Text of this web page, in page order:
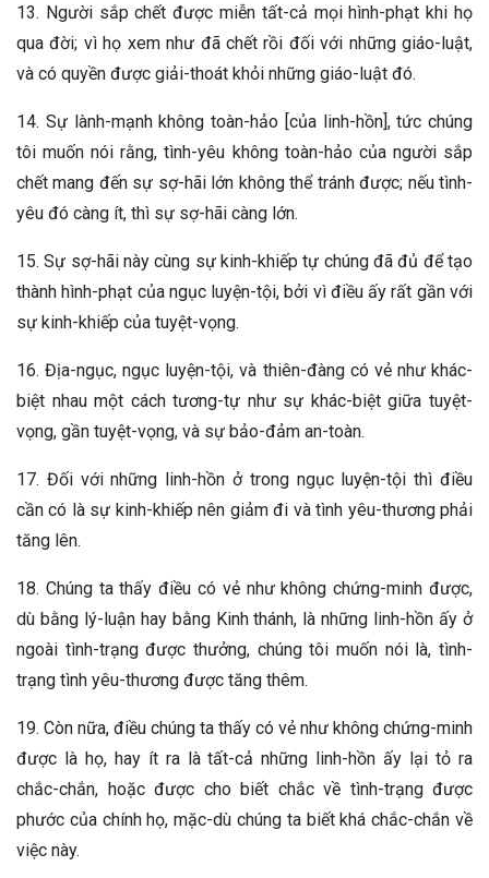
13. Người sắp chết được miễn tất-cả mọi hình-phạt khi họ
qua đời; vì họ xem như đã chết rồi đối với những giáo-luật,
và có quyền được giải-thoát khỏi những giáo-luật đó.
14. Sự lành-mạnh không toàn-hảo [của linh-hồn], tức chúng
tôi muốn nói rằng, tình-yêu không toàn-hảo của người sắp
chết mang đến sự sợ-hãi lớn không thể tránh được; nếu tình-
yêu đó càng ít, thì sự sợ-hãi càng lớn.
15. Sự sợ-hãi này cùng sự kinh-khiếp tự chúng đã đủ để tạo
thành hình-phạt của ngục luyện-tội, bởi vì điều ấy rất gần với
sự kinh-khiếp của tuyệt-vọng.
16. Địa-ngục, ngục luyện-tội, và thiên-đàng có vẻ như khác-
biệt nhau một cách tương-tự như sự khác-biệt giữa tuyệt-
vọng, gần tuyệt-vọng, và sự bảo-đảm an-toàn.
17. Đối với những linh-hồn ở trong ngục luyện-tội thì điều
cần có là sự kinh-khiếp nên giảm đi và tình yêu-thương phải
tăng lên.
18. Chúng ta thấy điều có vẻ như không chứng-minh được,
dù bằng lý-luận hay bằng Kinh thánh, là những linh-hồn ấy ở
ngoài tình-trạng được thưởng, chúng tôi muốn nói là, tình-
trạng tình yêu-thương được tăng thêm.
19. Còn nữa, điều chúng ta thấy có vẻ như không chứng-minh
được là họ, hay ít ra là tất-cả những linh-hồn ấy lại tỏ ra
chắc-chắn, hoặc được cho biết chắc về tình-trạng được
phước của chính họ, mặc-dù chúng ta biết khá chắc-chắn về
việc này.